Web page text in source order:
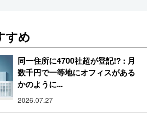
すめ
同一住所に4700社超が登記!? : 月
数千円で一等地にオフィスがある
かのように...
2026.07.27